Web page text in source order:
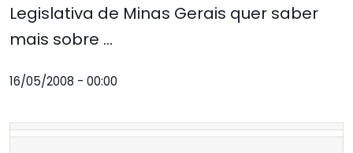
Legislativa de Minas Gerais quer saber
mais sobre ...
16/05/2008 - 00:00